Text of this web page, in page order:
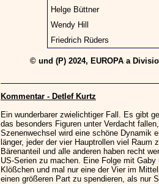
Helge Büttner
Wendy Hill
Friedrich Rüders
© und (P) 2024, EUROPA a
Kommentar - Detlef Kurtz
Ein wunderbarer zwielichtiger Fall. Es gibt
das besonders Figuren unter Verdacht
Szenenwechsel wird eine schöne Dynamik
länger, jeder der vier Hauptrollen viel
Bärenanteil und alle anderen haben recht
US-Serien zu machen. Eine Folge mit
Klößchen und mal nur eine der Vier im
einen größeren Part zu spendieren, als nur